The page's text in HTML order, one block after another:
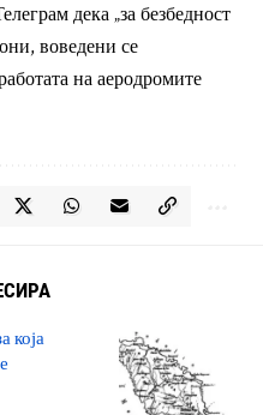
дека „за безбедност
воведени се
на аеродромите
која